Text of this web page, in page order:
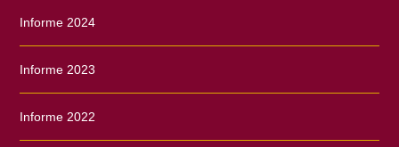
Informe 2024
Informe 2023
Informe 2022